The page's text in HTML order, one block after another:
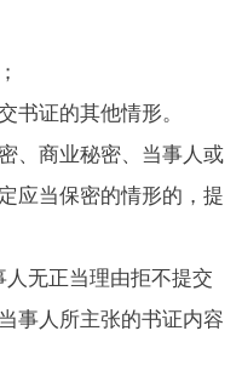
书证的其他情形。
、商业秘密、当事人或
应当保密的情形的，提
无正当理由拒不提交
事人所主张的书证内容